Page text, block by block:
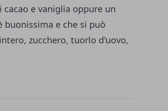
e vaniglia oppure un
buonissima e che si può
zucchero, tuorlo d'uovo,